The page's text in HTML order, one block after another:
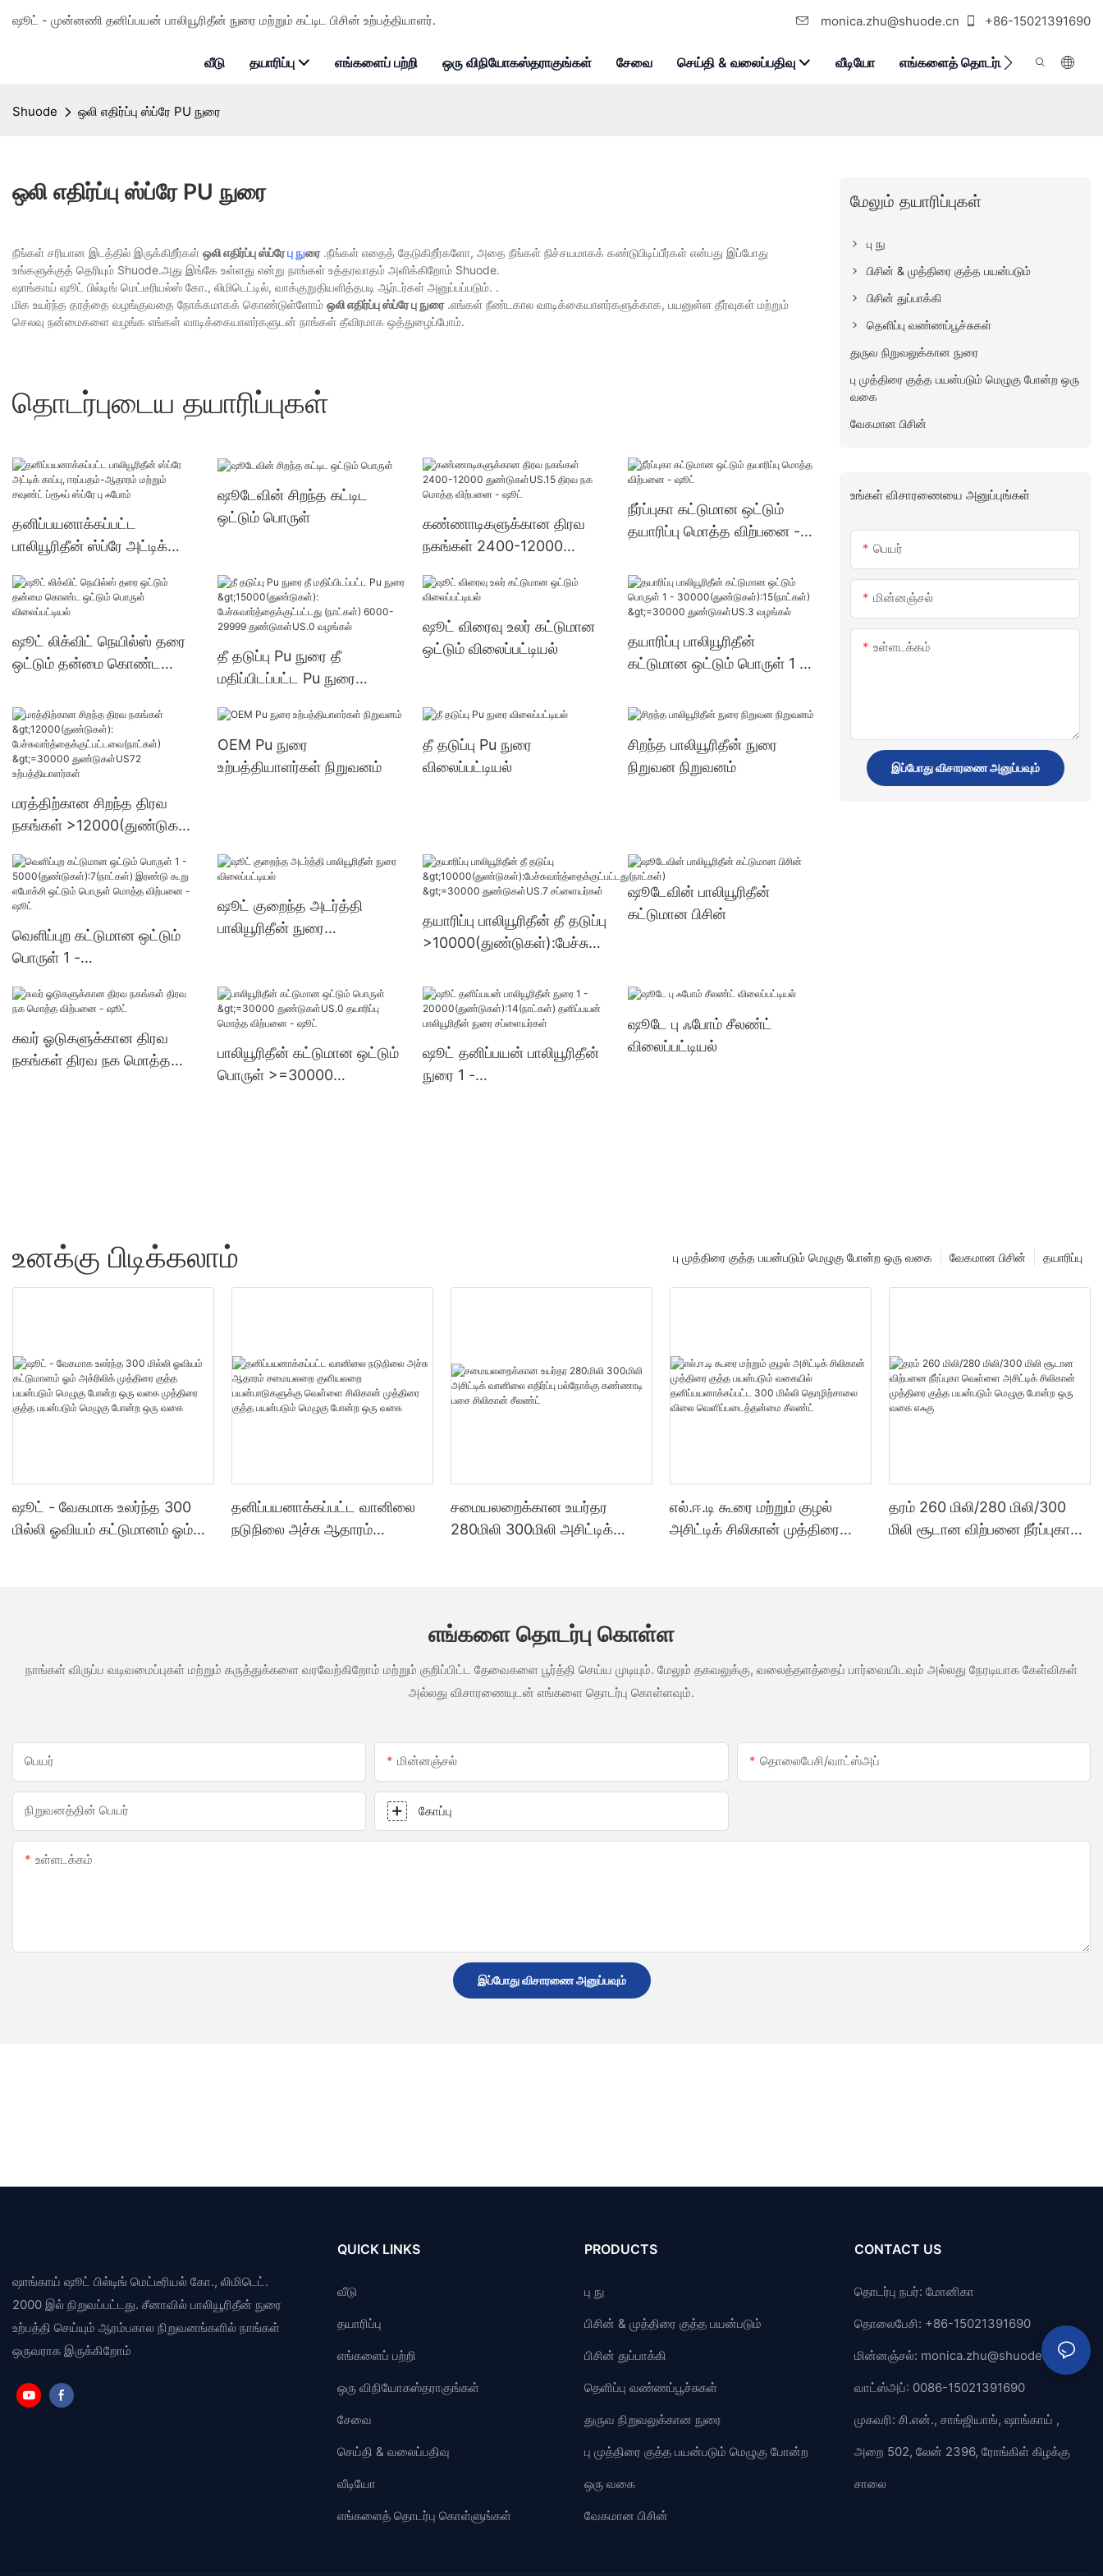
ஷூட் - முன்னணி தனிப்பயன் பாலியூரிதீன் நுரை மற்றும் கட்டிட பிசின் உற்பத்தியாளர். monica.zhu@shuode.cn +86-15021391690
வீடு தயாரிப்பு எங்களைப் பற்றி ஒரு விநியோகஸ்தராகுங்கள் சேவை செய்தி & வலைப்பதிவு வீடியோ எங்களைத் தொடர்பு கொள்ளுங்கள்
Shuode ஒலி எதிர்ப்பு ஸ்ப்ரே PU நுரை
ஒலி எதிர்ப்பு ஸ்ப்ரே PU நுரை
நீங்கள் சரியான இடத்தில் இருக்கிறீர்கள் ஒலி எதிர்ப்பு ஸ்ப்ரேபு நுரை.நீங்கள் எதைத் தேடுகிறீர்களோ, அதை நீங்கள் நிச்சயமாகக் கண்டுபிடிப்பீர்கள் என்பது இப்போது
உங்களுக்குத் தெரியும் Shuode.அது இங்கே உள்ளது என்று நாங்கள் உத்தரவாதம் அளிக்கிறோம் Shuode.
ஷாங்காய் ஷூட் பில்டிங் மெட்டீரியல்ஸ் கோ., லிமிடெட்டில், வாக்குறுதியளித்தபடி ஆர்டர்கள் அனுப்பப்படும். .
மிக உயர்ந்த தரத்தை வழங்குவதை நோக்கமாகக் கொண்டுள்ளோம் ஒலி எதிர்ப்பு ஸ்ப்ரே பு நுரை.எங்கள் நீண்டகால வாடிக்கையாளர்களுக்காக, பயனுள்ள தீர்வுகள் மற்றும்
செலவு நன்மைகளை வழங்க எங்கள் வாடிக்கையாளர்களுடன் நாங்கள் தீவிரமாக ஒத்துழைப்போம்.
தொடர்புடைய தயாரிப்புகள்
தனிப்பயனாக்கப்பட்ட
பாலியூரிதீன் ஸ்ப்ரே அட்டிக்
சவுண்ட் ப்ரூஃப் ஸ்ப்ரே பு ஃபோம்
ஷூடேவின் சிறந்த கட்டிட
ஒட்டும் பொருள்
கண்ணாடிகளுக்கான திரவ
நகங்கள் 2400-12000
மொத்த விற்பனை - ஷூட்
நீர்ப்புகா கட்டுமான ஒட்டும்
தயாரிப்பு மொத்த விற்பனை -
ஷூட் லிக்விட் நெயில்ஸ் தரை
ஒட்டும் தன்மை கொண்ட
தீ தடுப்பு Pu நுரை தீ
மதிப்பிடப்பட்ட Pu நுரை
பேச்சுவார்த்தைக்குட்பட்டது
(நாட்கள்) 6000-29999
துண்டுகள்US.0 வழங்கல்
ஷூட் விரைவு உலர் கட்டுமான
ஒட்டும் விலைப்பட்டியல்
தயாரிப்பு பாலியூரிதீன்
கட்டுமான ஒட்டும் பொருள் 1 -
ள்) >=30000
மரத்திற்கான சிறந்த திரவ
நகங்கள் >12000(துண்டுகள்):
நாட்கள்) >=30000
துண்டுகள்US72
உற்பத்தியாளர்கள்
OEM Pu நுரை
உற்பத்தியாளர்கள் நிறுவனம்
தீ தடுப்பு Pu நுரை
விலைப்பட்டியல்
சிறந்த பாலியூரிதீன் நுரை
நிறுவன நிறுவனம்
வெளிப்புற கட்டுமான ஒட்டும்
பொருள் 1 -
இரண்டு கூறு எபோக்சி ஒட்டும்
ஷூட்
ஷூட் குறைந்த அடர்த்தி
பாலியூரிதீன் நுரை
தயாரிப்பு பாலியூரிதீன் தீ தடுப்பு
>10000(துண்டுகள்):பேச்சுவா
>=30000 துண்டுகள்US.7
சப்ளையர்கள்
ஷூடேவின் பாலியூரிதீன்
கட்டுமான பிசின்
சுவர் ஓடுகளுக்கான திரவ
நகங்கள் திரவ நக மொத்த
பாலியூரிதீன் கட்டுமான ஒட்டும்
பொருள் >=30000
ஷூட் தனிப்பயன் பாலியூரிதீன்
நுரை 1 -
ஷூடே பு ஃபோம் சீலண்ட்
விலைப்பட்டியல்
மேலும் தயாரிப்புகள்
பு நு
பிசின் & முத்திரை குத்த பயன்படும்
பிசின் துப்பாக்கி
தெளிப்பு வண்ணப்பூச்சுகள்
துருவ நிறுவலுக்கான நுரை
பு முத்திரை குத்த பயன்படும் மெழுகு போன்ற ஒரு
வகை
வேகமான பிசின்
உங்கள் விசாரணையை அனுப்புங்கள்
பெயர்
மின்னஞ்சல்
உள்ளடக்கம்
இப்போது விசாரணை அனுப்பவும்
உனக்கு பிடிக்கலாம் தயாரிப்பு
வேகமான பிசின்
பு முத்திரை குத்த பயன்படும் மெழுகு போன்ற ஒரு வகை
ஷூட் - வேகமாக உலர்ந்த 300
மில்லி ஓவியம் கட்டுமானம் ஓம்
தனிப்பயனாக்கப்பட்ட வானிலை
நடுநிலை அச்சு ஆதாரம்
சமையலறைக்கான உயர்தர
280மிலி 300மிலி அசிட்டிக்
எல்.ஈ.டி கூரை மற்றும் குழல்
அசிட்டிக் சிலிகான் முத்திரை
தரம் 260 மிலி/280 மிலி/300
மிலி சூடான விற்பனை நீர்ப்புகா
எங்களை தொடர்பு கொள்ள
நாங்கள் விருப்ப வடிவமைப்புகள் மற்றும் கருத்துக்களை வரவேற்கிறோம் மற்றும் குறிப்பிட்ட தேவைகளை பூர்த்தி செய்ய முடியும். மேலும் தகவலுக்கு, வலைத்தளத்தைப் பார்வையிடவும் அல்லது நேரடியாக கேள்விகள்
அல்லது விசாரணையுடன் எங்களை தொடர்பு கொள்ளவும்.
பெயர் மின்னஞ்சல் தொலைபேசி/வாட்ஸ்அப்
நிறுவனத்தின் பெயர் கோப்பு
உள்ளடக்கம்
இப்போது விசாரணை அனுப்பவும்
ஷாங்காய் ஷூட் பில்டிங் மெட்டீரியல் கோ., லிமிடெட்.
2000 இல் நிறுவப்பட்டது. சீனாவில் பாலியூரிதீன் நுரை
உற்பத்தி செய்யும் ஆரம்பகால நிறுவனங்களில் நாங்கள்
ஒருவராக இருக்கிறோம்
QUICK LINKS
வீடு
தயாரிப்பு
எங்களைப் பற்றி
ஒரு விநியோகஸ்தராகுங்கள்
சேவை
செய்தி & வலைப்பதிவு
வீடியோ
எங்களைத் தொடர்பு கொள்ளுங்கள்
PRODUCTS
பு நு
பிசின் & முத்திரை குத்த பயன்படும்
பிசின் துப்பாக்கி
தெளிப்பு வண்ணப்பூச்சுகள்
துருவ நிறுவலுக்கான நுரை
பு முத்திரை குத்த பயன்படும் மெழுகு போன்ற
ஒரு வகை
வேகமான பிசின்
CONTACT US
தொடர்பு நபர்: மோனிகா
தொலைபேசி: +86-15021391690
மின்னஞ்சல்: monica.zhu@shuode.cn
வாட்ஸ்அப்: 0086-15021391690
முகவரி: சி.என்., சாங்ஜியாங், ஷாங்காய் ,
அறை 502, லேன் 2396, ரோங்கிள் கிழக்கு
சாலை